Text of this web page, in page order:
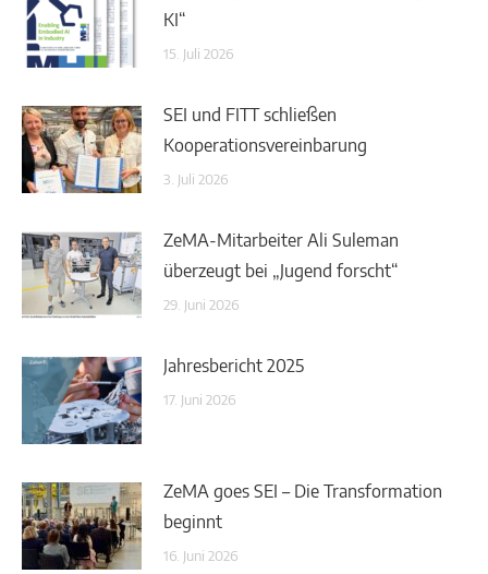
KI“
15. Juli 2026
SEI und FITT schließen
Kooperationsvereinbarung
3. Juli 2026
ZeMA-Mitarbeiter Ali Suleman
überzeugt bei „Jugend forscht“
29. Juni 2026
Jahresbericht 2025
17. Juni 2026
ZeMA goes SEI – Die Transformation
beginnt
16. Juni 2026